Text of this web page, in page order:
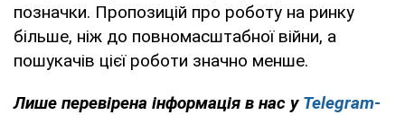
позначки. Пропозицій про роботу на ринку
більше, ніж до повномасштабної війни, а
пошукачів цієї роботи значно менше.
Лише перевірена інформація в нас у Telegram-